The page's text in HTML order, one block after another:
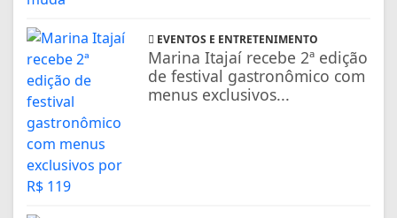
EVENTOS E ENTRETENIMENTO
Marina Itajaí recebe 2ª edição
de festival gastronômico com
menus exclusivos...